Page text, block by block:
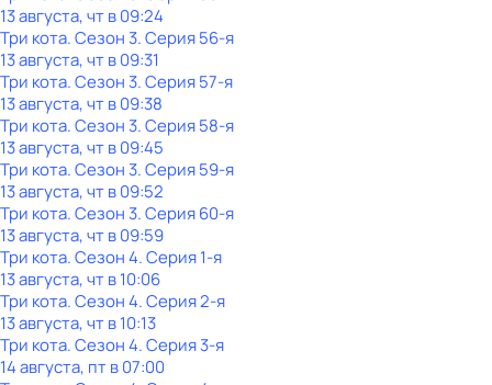
13 августа, чт в 09:24
Три кота. Сезон 3. Серия 56-я
13 августа, чт в 09:31
Три кота. Сезон 3. Серия 57-я
13 августа, чт в 09:38
Три кота. Сезон 3. Серия 58-я
13 августа, чт в 09:45
Три кота. Сезон 3. Серия 59-я
13 августа, чт в 09:52
Три кота. Сезон 3. Серия 60-я
13 августа, чт в 09:59
Три кота. Сезон 4. Серия 1-я
13 августа, чт в 10:06
Три кота. Сезон 4. Серия 2-я
13 августа, чт в 10:13
Три кота. Сезон 4. Серия 3-я
14 августа, пт в 07:00